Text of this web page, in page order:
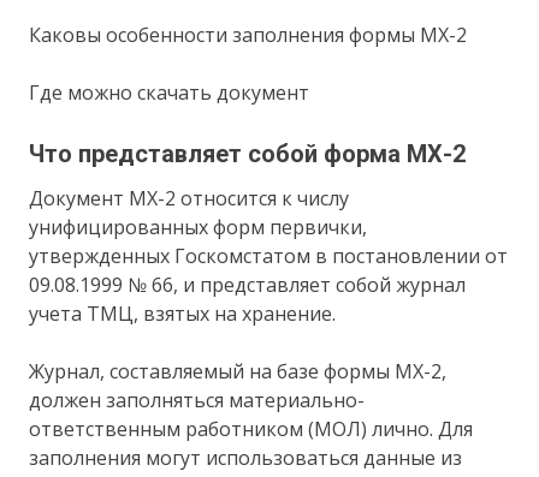
Каковы особенности заполнения формы МХ-2
Где можно скачать документ
Что представляет собой форма МХ-2
Документ МХ-2 относится к числу
унифицированных форм первички,
утвержденных Госкомстатом в постановлении от
09.08.1999 № 66, и представляет собой журнал
учета ТМЦ, взятых на хранение.
Журнал, составляемый на базе формы МХ-2,
должен заполняться материально-
ответственным работником (МОЛ) лично. Для
заполнения могут использоваться данные из